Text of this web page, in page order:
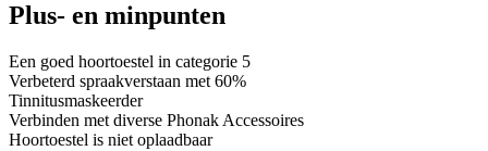
Plus- en minpunten
Een goed hoortoestel in categorie 5
Verbeterd spraakverstaan met 60%
Tinnitusmaskeerder
Verbinden met diverse Phonak Accessoires
Hoortoestel is niet oplaadbaar